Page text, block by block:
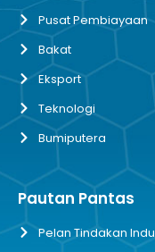
Pusat Pembiayaan
Bakat
Eksport
Teknologi
Bumiputera
Pautan Pantas
Pelan Tindakan